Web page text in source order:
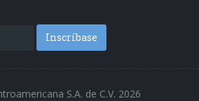
Inscríbase
S.A. de C.V. 2026